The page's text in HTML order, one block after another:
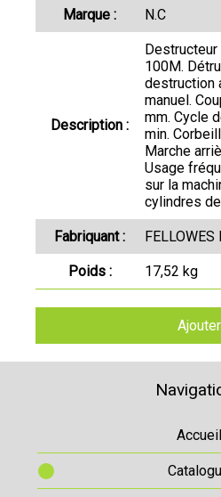
Marque : N.C
Description :
100M.
destruction
manuel.
mm. Cycle
min.
Marche
Usage
sur la
cylindres
Fabriquant : FELLOWES
Poids : 17,52 kg
Ajouter
Accueil